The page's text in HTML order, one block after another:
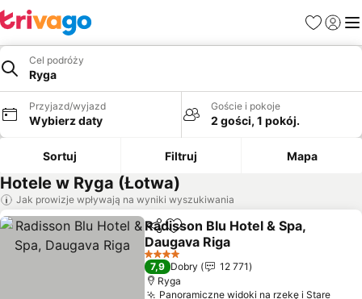
Ulubione
Cel podróży
Ryga
Przyjazd/wyjazd
Wybierz daty
Goście i pokoje
2 gości, 1 pokój.
Sortuj Filtruj Mapa
Hotele w Ryga (Łotwa)
Jak prowizje wpływają na wyniki wyszukiwania
UdostępnijDodaj do ulubionych
Radisson Blu Hotel & Spa,
Daugava Riga
4 Kategoria
7,9 Dobry
12 771
Ryga
Panoramiczne widoki na rzekę i Stare